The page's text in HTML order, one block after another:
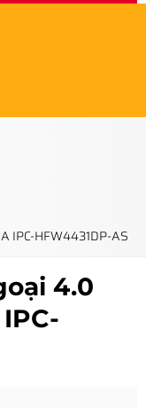
IPC-HFW4431DP-AS
4.0